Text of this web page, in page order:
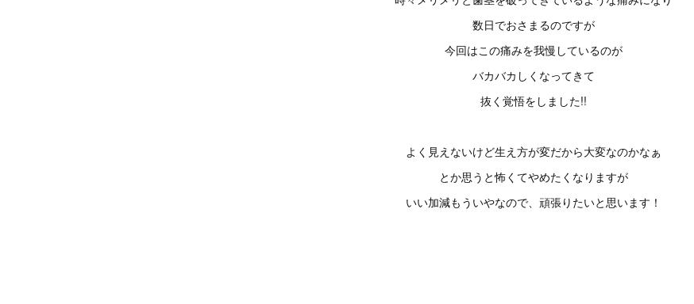
数日でおさまるのですが
今回はこの痛みを我慢しているのが
バカバカしくなってきて
抜く覚悟をしました!!
よく見えないけど生え方が変だから大変なのかなぁ
とか思うと怖くてやめたくなりますが
いい加減もういやなので、頑張りたいと思います！